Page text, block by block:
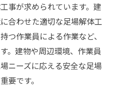
事が求められています。建
合わせた適切な足場解体工
つ作業員による作業など、
。建物や周辺環境、作業員
ニーズに応える安全な足場
要です。